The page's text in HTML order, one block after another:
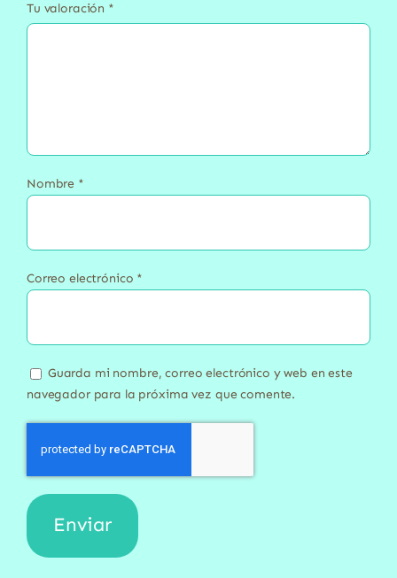
Tu valoración *
Nombre *
Correo electrónico *
Guarda mi nombre, correo electrónico y web en este
navegador para la próxima vez que comente.